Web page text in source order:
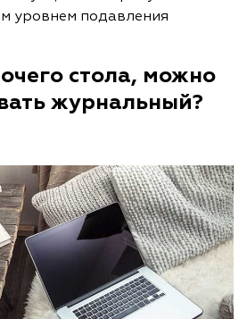
уровнем подавления
стола, можно
журнальный?